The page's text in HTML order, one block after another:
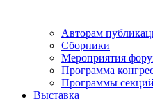
Авторам
Сборники
Мероприятия
Программа
Программы секций
Выставка